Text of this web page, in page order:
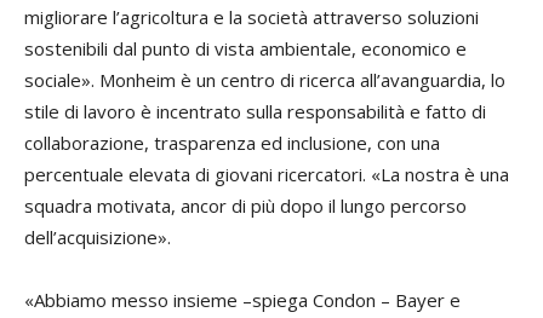
migliorare l’agricoltura e la società attraverso soluzioni
sostenibili dal punto di vista ambientale, economico e
sociale». Monheim è un centro di ricerca all’avanguardia, lo
stile di lavoro è incentrato sulla responsabilità e fatto di
collaborazione, trasparenza ed inclusione, con una
percentuale elevata di giovani ricercatori. «La nostra è una
squadra motivata, ancor di più dopo il lungo percorso
dell’acquisizione».
«Abbiamo messo insieme –spiega Condon – Bayer e